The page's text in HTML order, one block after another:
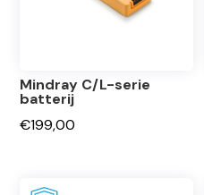
Mindray C/L-serie
batterij
€199,00